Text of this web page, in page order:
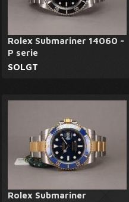
Rolex Submariner 14060 -
P serie
SOLGT
Rolex Submariner